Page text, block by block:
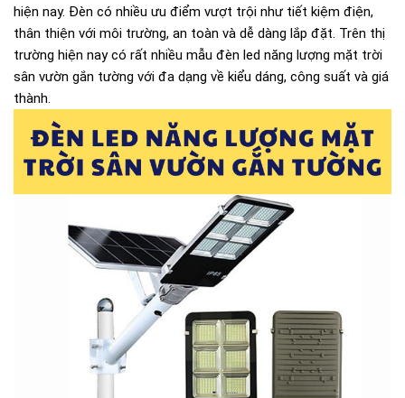
hiện nay. Đèn có nhiều ưu điểm vượt trội như tiết kiệm điện,
thân thiện với môi trường, an toàn và dễ dàng lắp đặt. Trên thị
trường hiện nay có rất nhiều mẫu đèn led năng lượng mặt trời
sân vườn gắn tường với đa dạng về kiểu dáng, công suất và giá
thành.